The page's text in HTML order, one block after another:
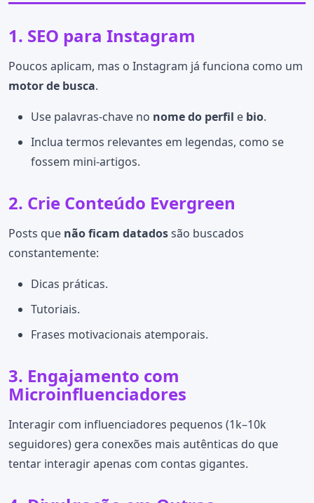
1. SEO para Instagram
Poucos aplicam, mas o Instagram já funciona como um
motor de busca.
Use palavras-chave no nome do perfil e bio.
Inclua termos relevantes em legendas, como se
fossem mini-artigos.
2. Crie Conteúdo Evergreen
Posts que não ficam datadossão buscados
constantemente:
Dicas práticas.
Tutoriais.
Frases motivacionais atemporais.
3. Engajamento com
Microinfluenciadores
Interagir com influenciadores pequenos (1k–10k
seguidores) gera conexões mais autênticas do que
tentar interagir apenas com contas gigantes.